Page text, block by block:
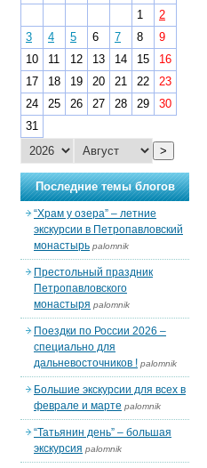
1
2
3
4 5 6 7 8
9
10
11 12 13 14 15
16
17
18 19 20 21 22
23
24
25 26 27 28 29
30
31
>
Последние темы блогов
“Храм у озера” – летние
экскурсии в Петропавловский
монастырь palomnik
Престольный праздник
Петропавловского
монастыря palomnik
Поездки по России 2026 –
специально для
дальневосточников ! palomnik
Большие экскурсии для всех в
феврале и марте palomnik
“Татьянин день” – большая
экскурсия palomnik